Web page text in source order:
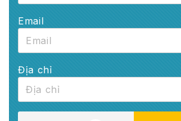
Email
Địa chỉ